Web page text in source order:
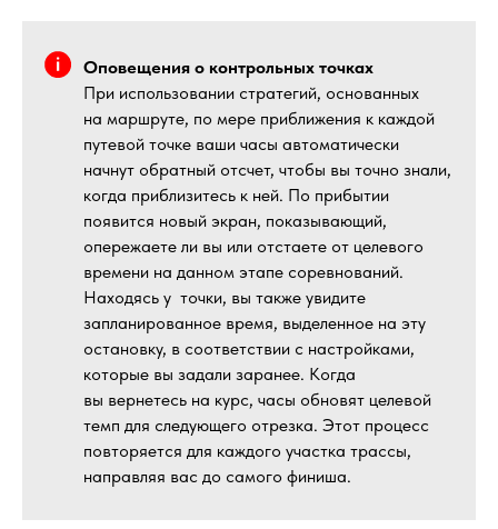
Оповещения о контрольных точках
При использовании стратегий, основанных
на маршруте, по мере приближения к каждой
путевой точке ваши часы автоматически
начнут обратный отсчет, чтобы вы точно знали,
когда приблизитесь к ней. По прибытии
появится новый экран, показывающий,
опережаете ли вы или отстаете от целевого
времени на данном этапе соревнований.
Находясь у точки, вы также увидите
запланированное время, выделенное на эту
остановку, в соответствии с настройками,
которые вы задали заранее. Когда
вы вернетесь на курс, часы обновят целевой
темп для следующего отрезка. Этот процесс
повторяется для каждого участка трассы,
направляя вас до самого финиша.